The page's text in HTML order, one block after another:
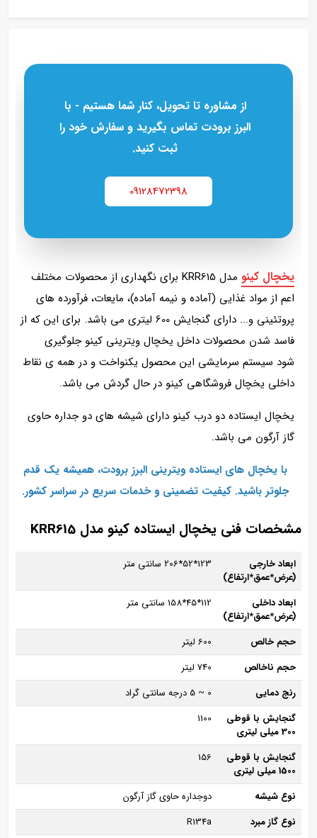
از مشاوره تا تحویل، کنار شما هستیم - با
البرز برودت تماس بگیرید و سفارش خود را
ثبت کنید.
09128472398
یخچال کینو
مدل KRR615 برای نگهداری از محصولات مختلف
اعم از مواد غذایی (آماده و نیمه آماده)، مایعات، فرآورده های
پروتئینی و... دارای گنجایش 600 لیتری می باشد. برای این که از
فاسد شدن محصولات داخل یخچال ویترینی کینو جلوگیری
شود سیستم سرمایشی این محصول یکنواخت و در همه ی نقاط
داخلی یخچال فروشگاهی کینو در حال گردش می باشد.
یخچال ایستاده دو درب کینو دارای شیشه های دو جداره حاوی
گاز آرگون می باشد.
با یخچال‌ های ایستاده ویترینی البرز برودت، همیشه یک قدم
جلوتر باشید. کیفیت تضمینی و خدمات سریع در سراسر کشور.
مشخصات فنی يخچال ایستاده کینو مدل KRR615
ابعاد خارجی
(عرض*عمق*ارتفاع)
123*52*206 سانتی متر
ابعاد داخلی
(عرض*عمق*ارتفاع)
112*45*158 سانتی متر
حجم خالص
600 لیتر
حجم ناخالص
740 لیتر
رنج دمایی
0 ~ 5 درجه سانتی گراد
گنجایش با قوطی
300 میلی لیتری
1100
گنجایش با قوطی
1500 میلی لیتری
156
نوع شیشه
دوجداره حاوی گاز آرگون
نوع گاز مبرد
R134a